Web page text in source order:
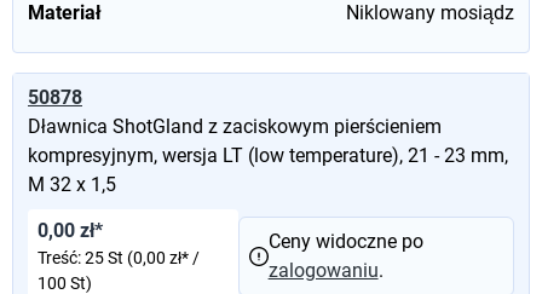
Materiał Niklowany mosiądz
50878
Dławnica ShotGland z zaciskowym pierścieniem
kompresyjnym, wersja LT (low temperature), 21 - 23 mm,
M 32 x 1,5
0,00 zł*
Treść:25 St (0,00 zł* /
100 St)
Ceny widoczne po
zalogowaniu.